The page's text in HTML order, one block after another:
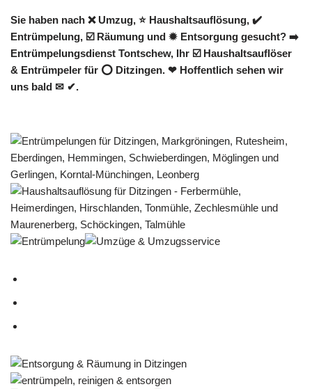
Sie haben nach ❌ Umzug, ⭐ Haushaltsauflösung, ✔️
Entrümpelung, ☑️ Räumung und ✹ Entsorgung gesucht? ➡️
Entrümpelungsdienst Tontschew, Ihr ☑️ Haushaltsauflöser
& Entrümpeler für ⭕ Ditzingen. ❤ Hoffentlich sehen wir
uns bald ✉ ✔.